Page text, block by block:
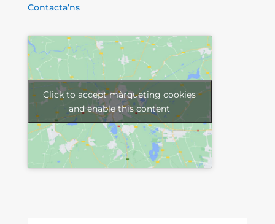
Contacta’ns
Click to accept màrqueting cookies
and enable this content